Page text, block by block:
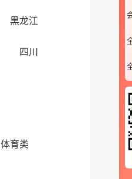
黑龙江
四川
体育类